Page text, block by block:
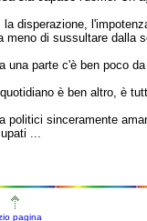
disperazione,
di sussultare dalla
parte c'è ben poco
è ben altro, è
sinceramente
...
pagina